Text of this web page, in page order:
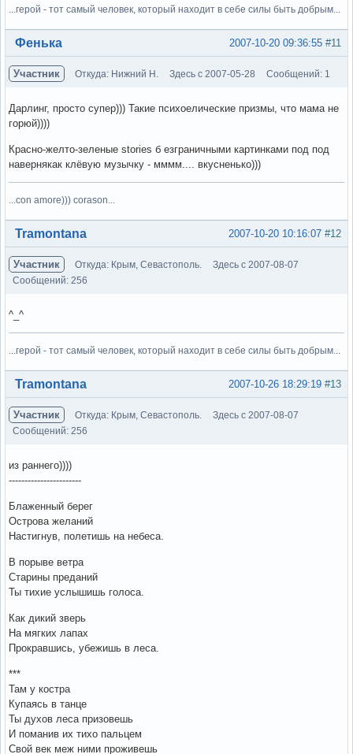
...герой - тот самый человек, который находит в себе силы быть добрым...
Вне форума #11
2007-10-20 09:36:55
Фенька
Участник Откуда: Нижний Н. Здесь с 2007-05-28 Сообщений: 1
Дарлинг, просто супер))) Такие психоелические призмы, что мама не
горюй))))
Красно-желто-зеленые stories б езграничными картинками под под
навернякак клёвую музычку - мммм.... вкусненько)))
...con amore))) corason...
Вне форума #12
2007-10-20 10:16:07
Tramontana
Участник Откуда: Крым, Севастополь.
Здесь с 2007-08-07
Сообщений: 256
^_^
...герой - тот самый человек, который находит в себе силы быть добрым...
Вне форума #13
2007-10-26 18:29:19
Tramontana
Участник Откуда: Крым, Севастополь.
Здесь с 2007-08-07
Сообщений: 256
из раннего))))
-----------------------
Блаженный берег
Острова желаний
Настигнув, полетишь на небеса.
В порыве ветра
Старины преданий
Ты тихие услышишь голоса.
Как дикий зверь
На мягких лапах
Прокравшись, убежишь в леса.
***
Там у костра
Купаясь в танце
Ты духов леса призовешь
И поманив их тихо пальцем
Свой век меж ними проживешь